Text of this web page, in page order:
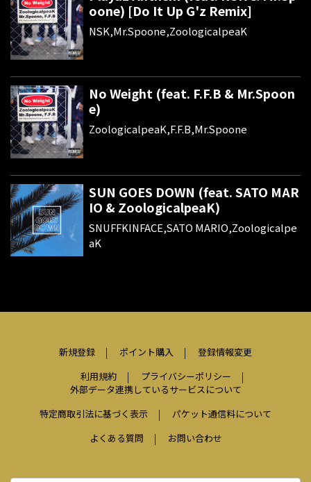
oone) [Do It Up G'z Remix]
NSK,Mr.Spoone,ZoologicalpeaK
No Weight (feat. F.F.B & Mr.Spoon
e)
ZoologicalpeaK,F.F.B,Mr.Spoone
SUN GOES DOWN (feat. SATO MAR
IO & ZoologicalpeaK)
SNUFFKINFACE,SATO MARIO,Zoologicalpe
aK
新規登録 ポイント購入
登録情報変更
利用規約
プライバシーポリシー
外部データ連携しているサービスについて
特定商取引法に基づく表示
パケット通信料について
よくある質問
お問い合わせ